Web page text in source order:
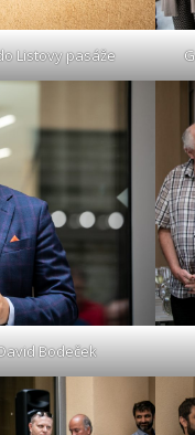
Listovy pasáže
Bodeček